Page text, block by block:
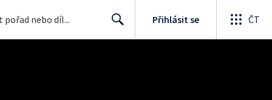
Přihlásit se ČT